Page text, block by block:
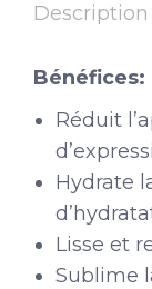
Description
Bénéfices:
Réduit
Hydrate
Lisse et
Sublime